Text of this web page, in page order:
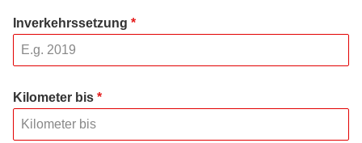
Inverkehrssetzung *
Kilometer bis *